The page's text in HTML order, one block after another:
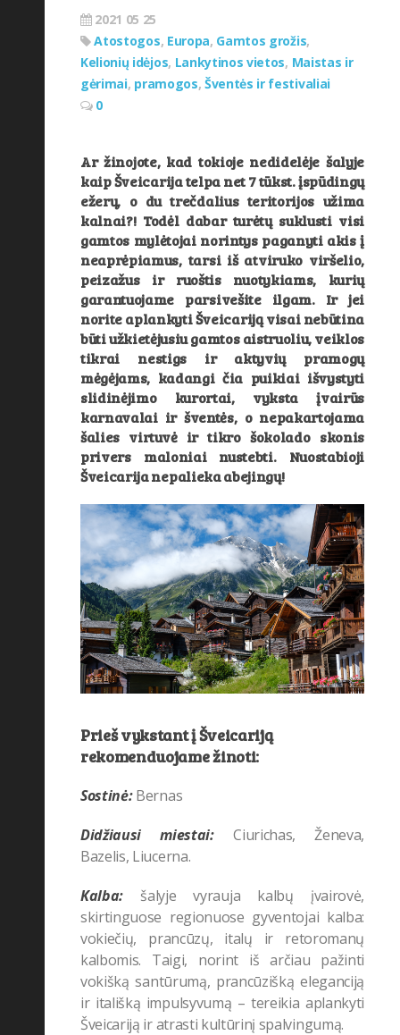
2021 05 25
Atostogos, Europa, Gamtos grožis,
Kelionių idėjos, Lankytinos vietos, Maistas ir
gėrimai, pramogos, Šventės ir festivaliai
0
Ar žinojote, kad tokioje nedidelėje šalyje
kaip Šveicarija telpa net 7 tūkst. įspūdingų
ežerų, o du trečdalius teritorijos užima
kalnai?! Todėl dabar turėtų suklusti visi
gamtos mylėtojai norintys paganyti akis į
neaprėpiamus, tarsi iš atviruko viršelio,
peizažus ir ruoštis nuotykiams, kurių
garantuojame parsivešite ilgam. Ir jei
norite aplankyti Šveicariją visai nebūtina
būti užkietėjusiu gamtos aistruoliu, veiklos
tikrai nestigs ir aktyvių pramogų
mėgėjams, kadangi čia puikiai išvystyti
slidinėjimo kurortai, vyksta įvairūs
karnavalai ir šventės, o nepakartojama
šalies virtuvė ir tikro šokolado skonis
privers maloniai nustebti. Nuostabioji
Šveicarija nepalieka abejingų!
Prieš vykstant į Šveicariją
rekomenduojame žinoti:
Sostinė:Bernas
Didžiausi miestai:Ciurichas, Ženeva,
Bazelis, Liucerna.
Kalba:
šalyje vyrauja kalbų įvairovė,
skirtinguose regionuose gyventojai kalba:
vokiečių, prancūzų, italų ir retoromanų
kalbomis. Taigi, norint iš arčiau pažinti
vokišką santūrumą, prancūzišką eleganciją
ir itališką impulsyvumą – tereikia aplankyti
Šveicariją ir atrasti kultūrinį spalvingumą.
Gamtos grožis(27)
(24)
Kelionių grožis
Kelionių istorijos(90)
Koncertai(7)
Konkursas(1)
(15)
Kultūra svečiose šalyse (72)
Lankytinos vietos(163)
Maistas ir gėrimai
(75)
Menas ir kultūra(51)
Nacionalinis parkas(7)
Nardymas(10)
neįprastos profesijos(2)
nuotykiai(29)
Oro Linijos
(78)
Oro uostas(31)
Patarimai(275)
pramogos(20)
šeimos atostogos(4)
Slidinėjimas(1)
Stiliaus patarimai(1)
Sveikata(10)
Šventės ir festivaliai(26)
UNESCO(8)